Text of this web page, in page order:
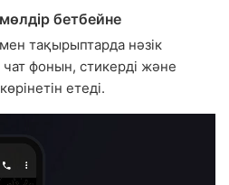
бетбейне
тақырыптарда нәзік
чат фонын, стикерді және
етеді.